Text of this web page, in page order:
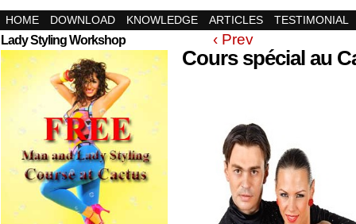
HOME DOWNLOAD KNOWLEDGE ARTICLES TESTIMONIAL
Lady Styling Workshop ‹ Prev
Cours spécial au